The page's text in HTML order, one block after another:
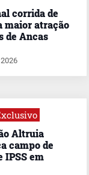
corrida de
maior atração
de Ancas
Altruia
campo de
IPSS em